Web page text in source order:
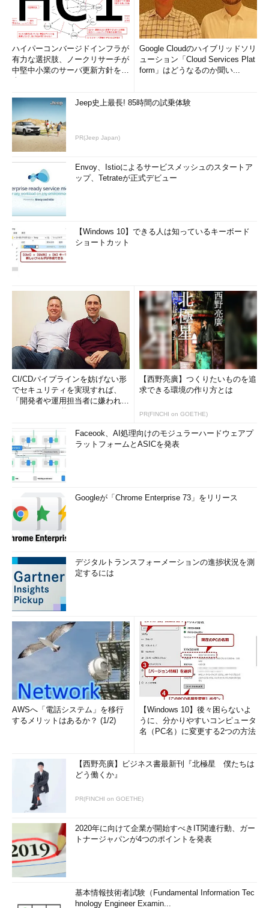
ハイパーコンバージドインフラが
有力な選択肢、ノークリサーチが
中堅中小業のサーバ更新方針を調
Google Cloudのハイブリッドソリ
ューション「Cloud Services Plat
form」はどうなるのか聞い...
Jeep史上最長! 85時間の試乗体験
PR(Jeep Japan)
Envoy、Istioによるサービスメッシュのスタートア
ップ、Tetrateが正式デビュー
【Windows 10】できる人は知っているキーボード
ショートカット
CI/CDパイプラインを妨げない形
でセキュリティを実現すれば、
「開発者や運用担当者に嫌われな
【西野亮廣】つくりたいものを追
求できる環境の作り方とは
PR(FINCHI on GOETHE)
Faceook、AI処理向けのモジュラーハードウェアプ
ラットフォームとASICを発表
Googleが「Chrome Enterprise 73」をリリース
デジタルトランスフォーメーションの進捗状況を測
定するには
AWSへ「電話システム」を移行
するメリットはあるか？ (1/2)
【Windows 10】後々困らないよ
うに、分かりやすいコンピュータ
名（PC名）に変更する2つの方法
【西野亮廣】ビジネス書最新刊『北極星 僕たちは
どう働くか』
PR(FINCHI on GOETHE)
2020年に向けて企業が開始すべきIT関連行動、ガー
トナージャパンが4つのポイントを発表
基本情報技術者試験（Fundamental Information Tec
hnology Engineer Examin...